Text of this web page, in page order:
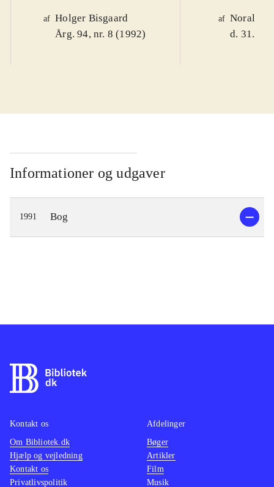
af Holger Bisgaard
Årg. 94, nr. 8 (1992)
af Noralv
d. 31.
Informationer og udgaver
1991 Bog
Kontakt os
Om Bibliotek.dk
Hjælp og vejledning
Kontakt os
Privatlivspolitik
Afdelinger
Bøger
Artikler
Film
Musik